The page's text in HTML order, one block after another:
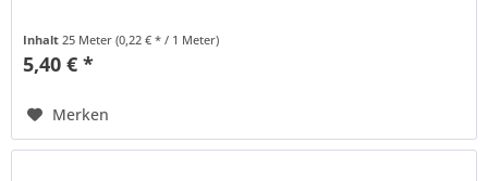
Inhalt25 Meter(0,22 € * / 1 Meter)
5,40 € *
Merken